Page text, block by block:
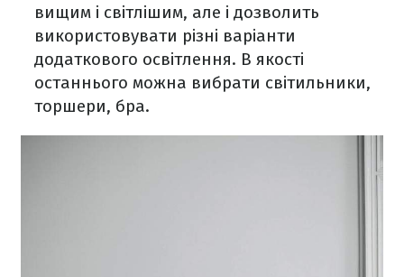
вищим і світлішим, але і дозволить
використовувати різні варіанти
додаткового освітлення. В якості
останнього можна вибрати світильники,
торшери, бра.